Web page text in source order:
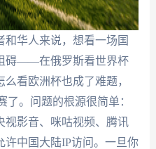
和华人来说，想看一场国
碍——在俄罗斯看世界杯
看欧洲杯也成了难题，
。问题的根源很简单：
视影音、咪咕视频、腾讯
许中国大陆IP访问。一旦你